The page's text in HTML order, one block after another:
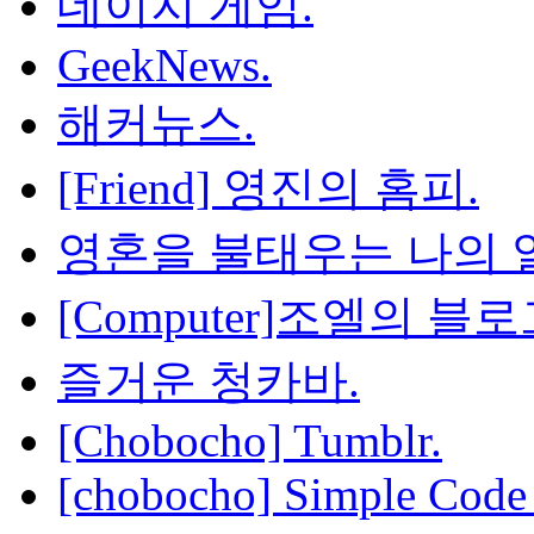
GeekNews.
해커뉴스.
[Friend] 영진의 홈피.
영혼을 불태우는 나의
[Computer]조엘의 블로
즐거운 청카바.
[Chobocho] Tumblr.
[chobocho] Simple